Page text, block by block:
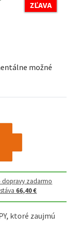
ZĽAVA
možné
dopravy zadarmo
66,40 €
ktoré zaujmú